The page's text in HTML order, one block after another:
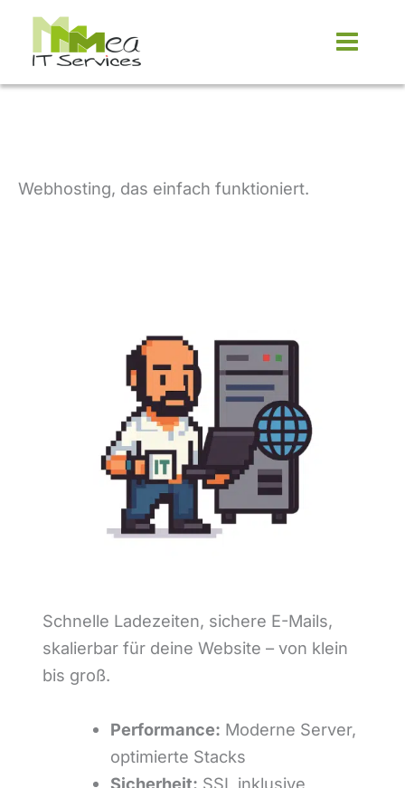
Zum
springen
Webhosting, das einfach funktioniert.
Schnelle Ladezeiten, sichere E-Mails,
skalierbar für deine Website – von klein
bis groß.
Performance: Moderne Server,
optimierte Stacks
Sicherheit: SSL inklusive